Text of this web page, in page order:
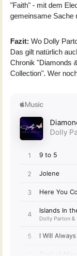
"Faith" - mit dem
gemeinsame Sache
Fazit: Wo Dolly
Das gilt natürlich
Chronik "Diamonds
Collection". Wer